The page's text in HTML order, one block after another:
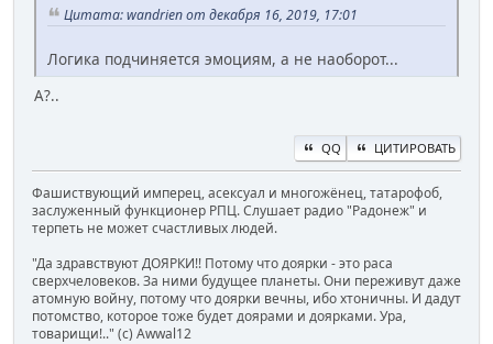
Цитата: wandrien от декабря 16, 2019, 17:01
Логика подчиняется эмоциям, а не наоборот...
А?..
QQ ЦИТИРОВАТЬ
Фашиствующий имперец, асексуал и многожёнец, татарофоб,
заслуженный функционер РПЦ. Слушает радио "Радонеж" и
терпеть не может счастливых людей.
"Да здравствуют ДОЯРКИ!! Потому что доярки - это раса
сверхчеловеков. За ними будущее планеты. Они переживут даже
атомную войну, потому что доярки вечны, ибо хтоничны. И дадут
потомство, которое тоже будет доярами и доярками. Ура,
товарищи!.." (c) Awwal12